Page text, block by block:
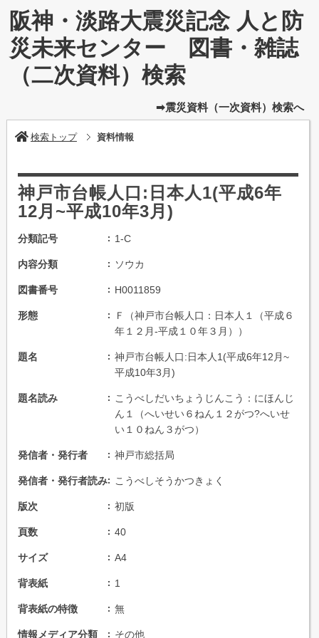
阪神・淡路大震災記念 人と防
災未来センター 図書・雑誌
（二次資料）検索
➡震災資料（一次資料）検索へ
検索トップ 資料情報
神戸市台帳人口:日本人1(平成6年
12月~平成10年3月)
分類記号 1-C
内容分類 ソウカ
図書番号 H0011859
形態
Ｆ（神戸市台帳人口：日本人１（平成６
年１２月-平成１０年３月））
題名
神戸市台帳人口:日本人1(平成6年12月~
平成10年3月)
題名読み
こうべしだいちょうじんこう：にほんじ
ん１（へいせい６ねん１２がつ?へいせ
い１０ねん３がつ）
発信者・発行者 神戸市総括局
発信者・発行者読み こうべしそうかつきょく
版次 初版
頁数 40
サイズ A4
背表紙 1
背表紙の特徴 無
情報メディア分類 その他